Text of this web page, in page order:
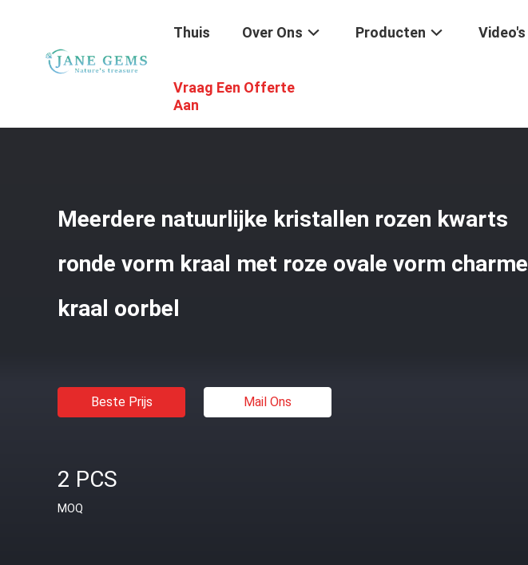
Thuis Over Ons Producten Video's
Vraag Een Offerte
Aan
Handgemaakte Juwelen Van Edelstenen
Meerdere natuurlijke kristallen rozen kwarts
ronde vorm kraal met roze ovale vorm charme
kraal oorbel
Beste Prijs Mail Ons
2 PCS
MOQ